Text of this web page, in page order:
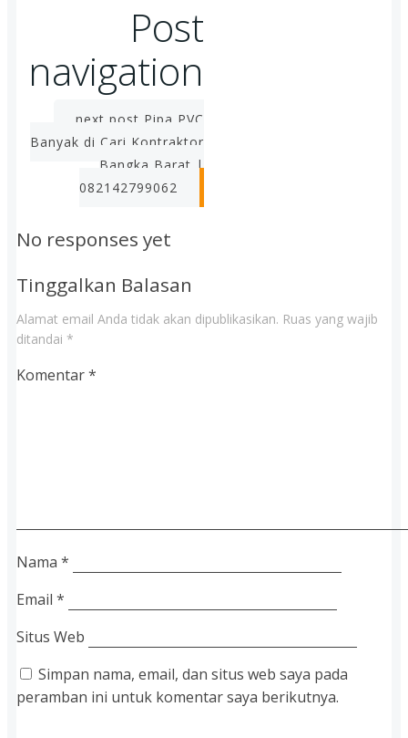
Post
navigation
next post Pipa PVC
Banyak di Cari Kontraktor
Bangka Barat |
082142799062
No responses yet
Tinggalkan Balasan
Alamat email Anda tidak akan dipublikasikan. Ruas yang wajib
ditandai *
Komentar*
Nama *
Email *
Situs Web
Simpan nama, email, dan situs web saya pada
peramban ini untuk komentar saya berikutnya.